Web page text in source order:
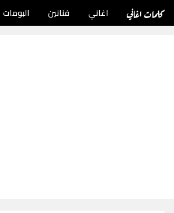
كلمات اغاني اغاني فنانين البومات